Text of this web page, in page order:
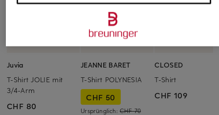
Juvia
T-Shirt JOLIE mit
3/4-Arm
CHF 80
JEANNE BARET
T-Shirt POLYNESIA
CHF 50
Ursprünglich: CHF 70
CLOSED
T-Shirt
CHF 109